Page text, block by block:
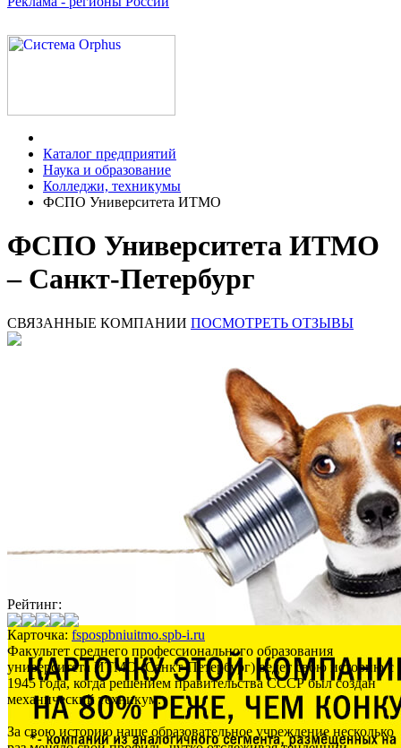
Каталог предприятий
Наука и образование
Колледжи, техникумы
ФСПО Университета ИТМО
ФСПО Университета ИТМО
– Санкт-Петербург
СВЯЗАННЫЕ КОМПАНИИ ПОСМОТРЕТЬ ОТЗЫВЫ
Рейтинг:
Карточка: fspospbniuitmo.spb-i.ru
Факультет среднего профессионального образования
университета ИТМО (Санкт-Петербург) ведет свою историю с
1945 года, когда решением правительства СССР был создан
механический техникум.
За свою историю наше образовательное учреждение несколько